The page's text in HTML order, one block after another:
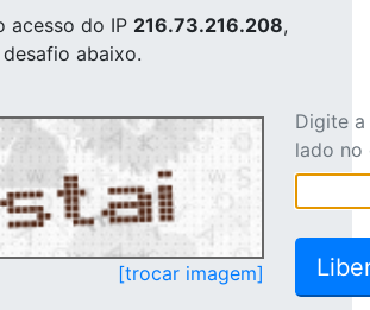
acesso do IP 216.73.216.208,
abaixo.
[trocar imagem]
Digite
lado no